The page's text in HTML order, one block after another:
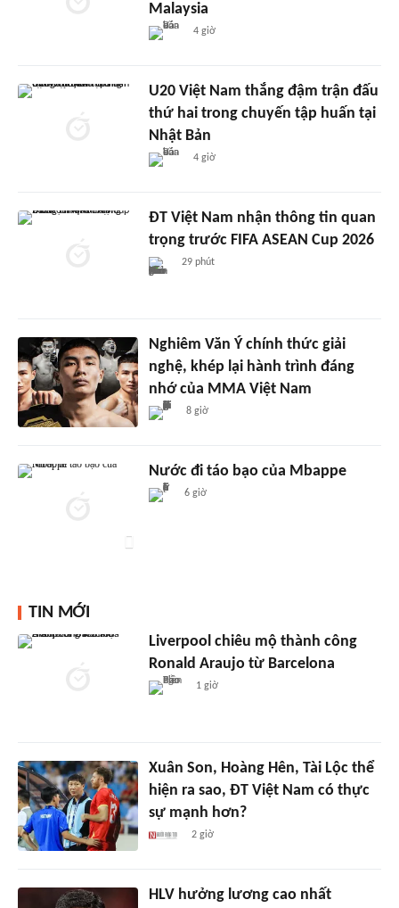
Malaysia
4 giờ
U20 Việt Nam thắng đậm trận đấu
thứ hai trong chuyến tập huấn tại
Nhật Bản
4 giờ
ĐT Việt Nam nhận thông tin quan
trọng trước FIFA ASEAN Cup 2026
29 phút
Nghiêm Văn Ý chính thức giải
nghệ, khép lại hành trình đáng
nhớ của MMA Việt Nam
8 giờ
Nước đi táo bạo của Mbappe
6 giờ
TIN MỚI
Liverpool chiêu mộ thành công
Ronald Araujo từ Barcelona
1 giờ
Xuân Son, Hoàng Hên, Tài Lộc thể
hiện ra sao, ĐT Việt Nam có thực
sự mạnh hơn?
2 giờ
HLV hưởng lương cao nhất